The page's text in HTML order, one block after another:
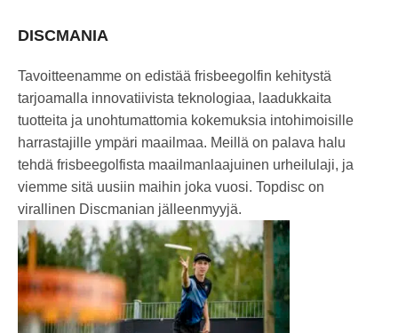
DISCMANIA
Tavoitteenamme on edistää frisbeegolfin kehitystä
tarjoamalla innovatiivista teknologiaa, laadukkaita
tuotteita ja unohtumattomia kokemuksia intohimoisille
harrastajille ympäri maailmaa. Meillä on palava halu
tehdä frisbeegolfista maailmanlaajuinen urheilulaji, ja
viemme sitä uusiin maihin joka vuosi. Topdisc on
virallinen Discmanian jälleenmyyjä.